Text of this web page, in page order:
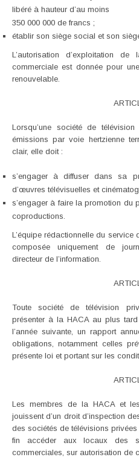
libéré à hauteur d’au moins
350 000 000 de francs ;
établir son siège social et son
L’autorisation d’exploitation
commerciale est donnée pour
renouvelable.
Lorsqu’une société de
émissions par voie hertzienne
clair, elle doit :
s’engager à diffuser dans sa
d’œuvres télévisuelles et
s’engager à faire la promotion du
coproductions.
L’équipe rédactionnelle du service
composée uniquement de
directeur de l’information.
Toute société de télévision
présenter à la HACA au plus
l’année suivante, un rapport
obligations, notamment celles
présente loi et portant sur les
Les membres de la HACA et
jouissent d’un droit d’inspection
des sociétés de télévisions
fin accéder aux locaux des
commerciales, sur autorisation de